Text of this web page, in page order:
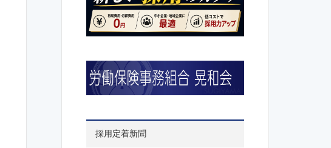
採用定着新聞